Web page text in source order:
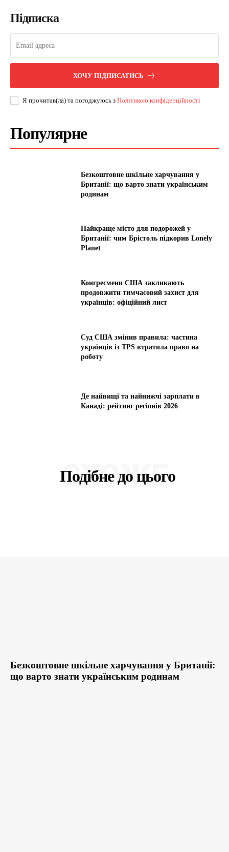
Підписка
ХОЧУ ПІДПИСАТИСЬ
Я прочитав(ла) та погоджуюсь з Політикою конфіденційності
Популярне
Безкоштовне шкільне харчування у
Британії: що варто знати українським
родинам
Найкраще місто для подорожей у
Британії: чим Брістоль підкорив Lonely
Planet
Конгресмени США закликають
продовжити тимчасовий захист для
українців: офіційний лист
Суд США змінив правила: частина
українців із TPS втратила право на
роботу
Де найвищі та найнижчі зарплати в
Канаді: рейтинг регіонів 2026
Подібне до цього
СХОЖЕ
Безкоштовне шкільне харчування у Британії:
що варто знати українським родинам